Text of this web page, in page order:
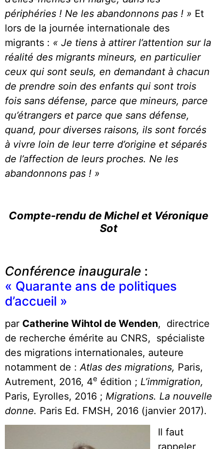
périphéries ! Ne les abandonnons pas ! » Et
lors de la journée internationale des
migrants : « Je tiens à attirer l’attention sur la
réalité des migrants mineurs, en particulier
ceux qui sont seuls, en demandant à chacun
de prendre soin des enfants qui sont trois
fois sans défense, parce que mineurs, parce
qu’étrangers et parce que sans défense,
quand, pour diverses raisons, ils sont forcés
à vivre loin de leur terre d’origine et séparés
de l’affection de leurs proches. Ne les
abandonnons pas ! »
Compte-rendu de Michel et Véronique
Sot
Conférence inaugurale :
« Quarante ans de politiques
d’accueil »
par Catherine Wihtol de Wenden, directrice
de recherche émérite au CNRS, spécialiste
des migrations internationales, auteure
notamment de :Atlas des migrations, Paris,
Autrement, 2016, 4e édition ; L’immigration,
Paris, Eyrolles, 2016 ; Migrations. La nouvelle
donne. Paris Ed. FMSH, 2016 (janvier 2017).
Il faut